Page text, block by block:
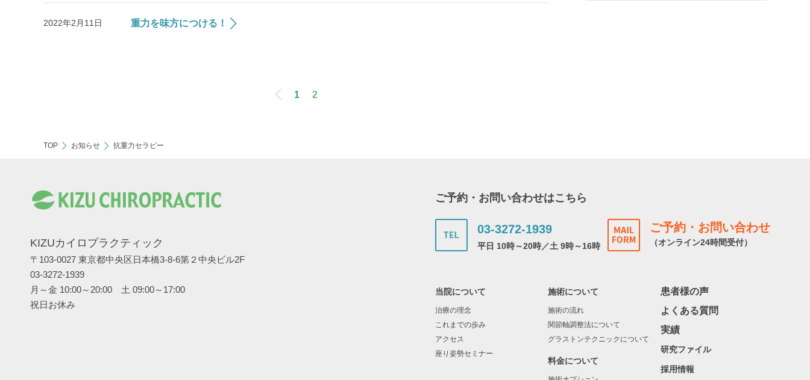
2022年2月11日 重力を味方につける！
1 2
TOP お知らせ 抗重力セラピー
KIZUカイロプラクティック
〒103-0027 東京都中央区日本橋3-8-6第２中央ビル2F
03-3272-1939
月～金 10:00～20:00 土 09:00～17:00
祝日お休み
ご予約・お問い合わせはこちら
03-3272-1939
平日 10時～20時／土 9時～16時
ご予約・お問い合わせ
（オンライン24時間受付）
当院について
治療の理念
これまでの歩み
アクセス
座り姿勢セミナー
施術について
施術の流れ
関節軸調整法について
グラストンテクニックについて
料金について
患者様の声
よくある質問
実績
研究ファイル
採用情報